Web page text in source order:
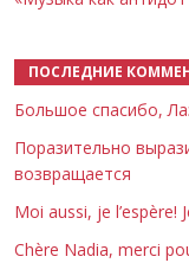
ПОСЛЕДНИЕ
Большое спасибо,
Поразительно
возвращается
Moi aussi, je l’espère!
Chère Nadia, merci